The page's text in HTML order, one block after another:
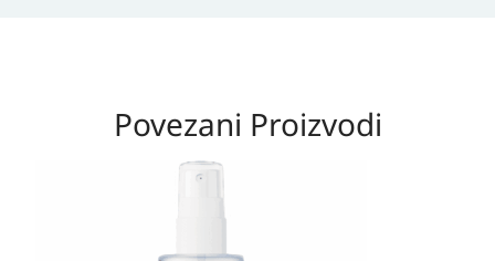
Povezani Proizvodi